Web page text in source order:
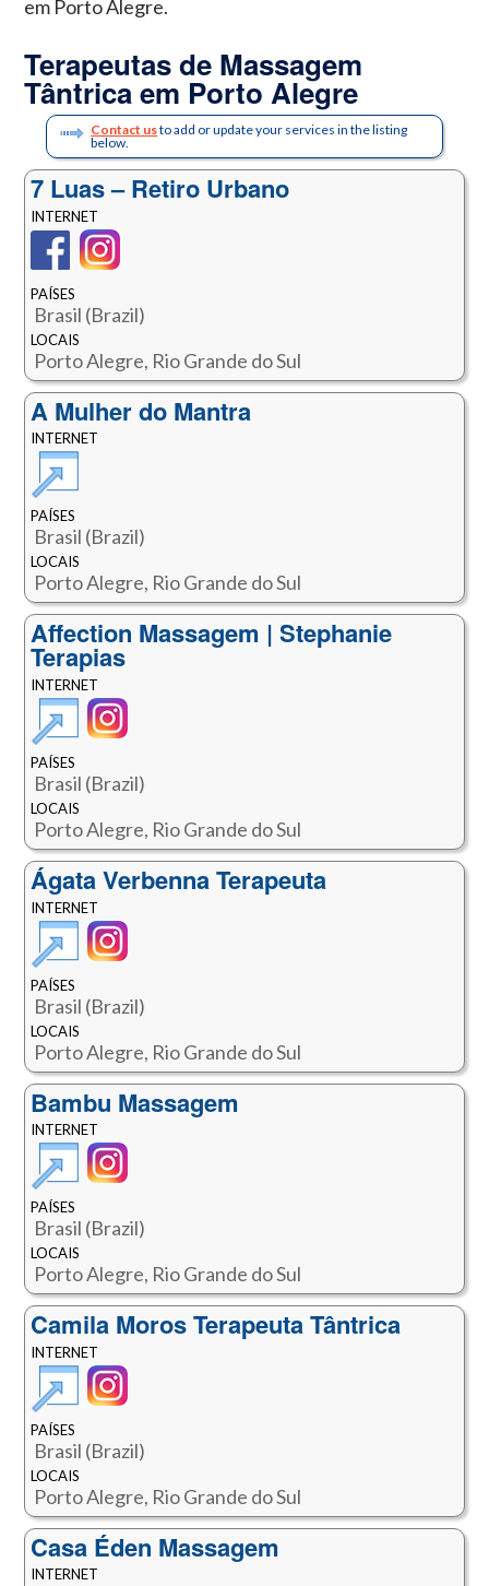
em Porto Alegre.
Terapeutas de Massagem
Tântrica em Porto Alegre
Contact usto add or update your services in the listing
below.
7 Luas – Retiro Urbano
INTERNET
PAÍSES
Brasil (Brazil)
LOCAIS
Porto Alegre, Rio Grande do Sul
A Mulher do Mantra
INTERNET
PAÍSES
Brasil (Brazil)
LOCAIS
Porto Alegre, Rio Grande do Sul
Affection Massagem | Stephanie
Terapias
INTERNET
PAÍSES
Brasil (Brazil)
LOCAIS
Porto Alegre, Rio Grande do Sul
Ágata Verbenna Terapeuta
INTERNET
PAÍSES
Brasil (Brazil)
LOCAIS
Porto Alegre, Rio Grande do Sul
Bambu Massagem
INTERNET
PAÍSES
Brasil (Brazil)
LOCAIS
Porto Alegre, Rio Grande do Sul
Camila Moros Terapeuta Tântrica
INTERNET
PAÍSES
Brasil (Brazil)
LOCAIS
Porto Alegre, Rio Grande do Sul
Casa Éden Massagem
INTERNET